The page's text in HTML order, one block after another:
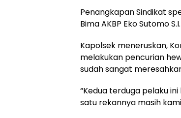
Penangkapan Sindikat
Bima AKBP Eko Sutomo
Kapolsek meneruskan,
melakukan pencurian
sudah sangat
“Kedua terduga pelaku
satu rekannya masih